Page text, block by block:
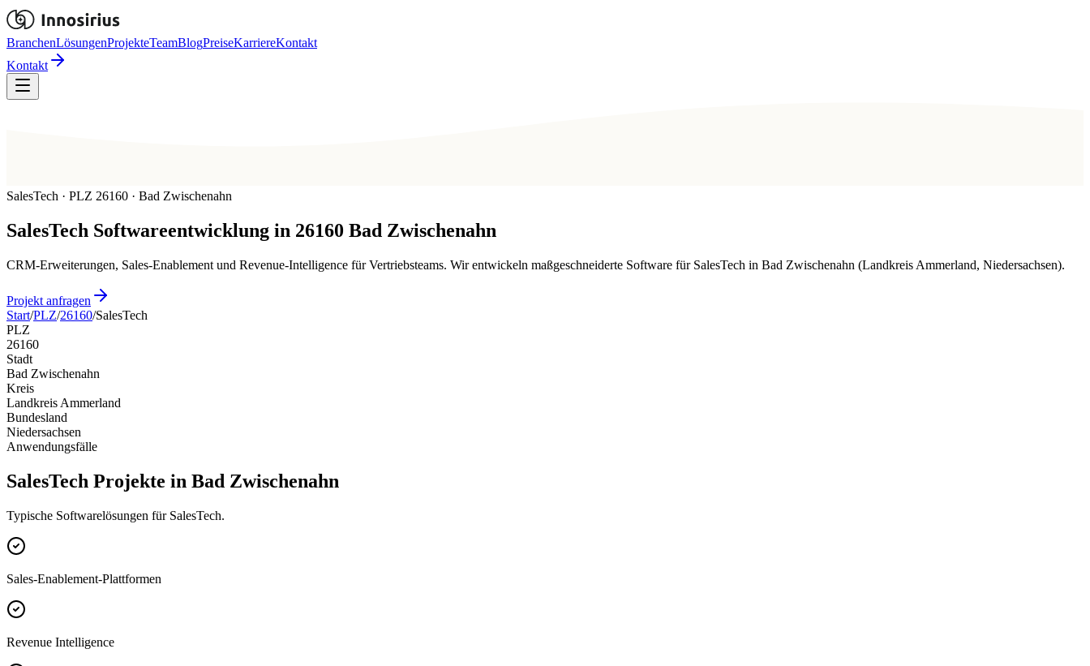
BranchenLösungenProjekteTeamBlogPreiseKarriereKontakt
Kontakt
SalesTech · PLZ 26160 · Bad Zwischenahn
SalesTech Softwareentwicklung in 26160 Bad Zwischenahn
CRM-Erweiterungen, Sales-Enablement und Revenue-Intelligence für Vertriebsteams. Wir entwickeln maßgeschneiderte Software für SalesTech in Bad Zwischenahn (Landkreis Ammerland, Niedersachsen).
Projekt anfragen
Start/PLZ/26160/SalesTech
PLZ
26160
Stadt
Bad Zwischenahn
Kreis
Landkreis Ammerland
Bundesland
Niedersachsen
Anwendungsfälle
SalesTech Projekte in Bad Zwischenahn
Typische Softwarelösungen für SalesTech.
Sales-Enablement-Plattformen
Revenue Intelligence